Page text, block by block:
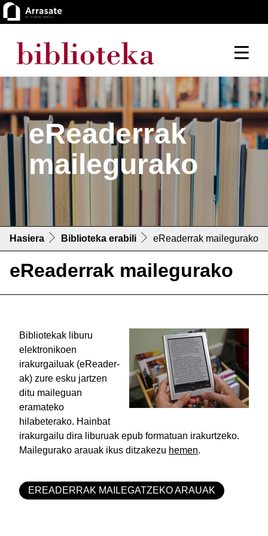
eReaderrak
mailegurako
Hasiera Biblioteka erabili eReaderrak mailegurako
eReaderrak mailegurako
Bibliotekak liburu
elektronikoen
irakurgailuak (eReader-
ak) zure esku jartzen
ditu maileguan
eramateko
hilabeterako. Hainbat
irakurgailu dira liburuak epub formatuan irakurtzeko.
Mailegurako arauak ikus ditzakezu hemen.
EREADERRAK MAILEGATZEKO ARAUAK